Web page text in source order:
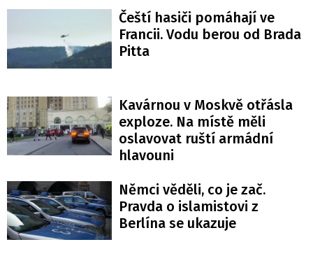
Čeští hasiči pomáhají ve
Francii. Vodu berou od Brada
Pitta
Kavárnou v Moskvě otřásla
exploze. Na místě měli
oslavovat ruští armádní
hlavouni
Němci věděli, co je zač.
Pravda o islamistovi z
Berlína se ukazuje